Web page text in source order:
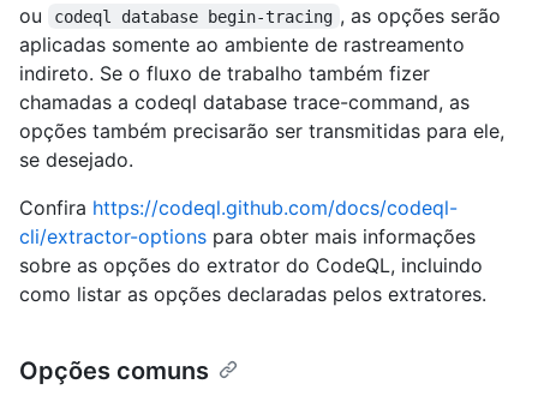
ou
codeql database begin-tracing , as opções serão
aplicadas somente ao ambiente de rastreamento
indireto. Se o fluxo de trabalho também fizer
chamadas a codeql database trace-command, as
opções também precisarão ser transmitidas para ele,
se desejado.
Confira https://codeql.github.com/docs/codeql-
cli/extractor-options para obter mais informações
sobre as opções do extrator do CodeQL, incluindo
como listar as opções declaradas pelos extratores.
Opções comuns